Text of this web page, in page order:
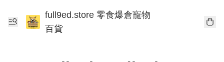
full9ed.store 零食爆倉寵物
百貨